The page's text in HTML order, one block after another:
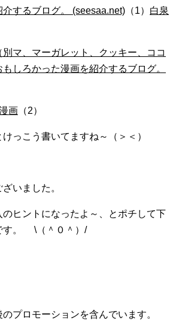
介するブログ。 (seesaa.net) （1） 白泉
マ、マーガレット、クッキー、ココ
しろかった漫画を紹介するブログ。
画 （2）
っこう書いてますね～（＞＜）
ざいました。
のヒントになったよ～、とポチして下
す。 \（＾０＾）/
プロモーションを含んでいます。